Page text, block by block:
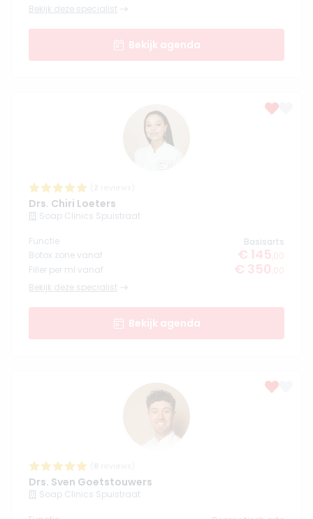
Bekijk deze specialist
Bekijk agenda
Drs. Chiri Loeters
Soap Clinics Spuistraat
Functie
Basisarts
Botox zone vanaf
€ 145 ,00
Filler per ml vanaf
€ 350 ,00
Bekijk deze specialist
Bekijk agenda
Drs. Sven Goetstouwers
Soap Clinics Spuistraat